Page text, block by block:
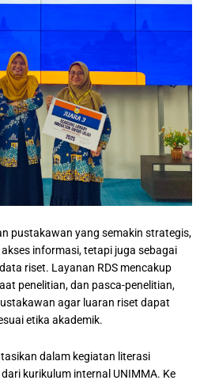
pustakawan yang semakin strategis,
informasi, tetapi juga sebagai
riset. Layanan RDS mencakup
penelitian, dan pasca-penelitian,
agar luaran riset dapat
etika akademik.
dalam kegiatan literasi
kurikulum internal UNIMMA. Ke